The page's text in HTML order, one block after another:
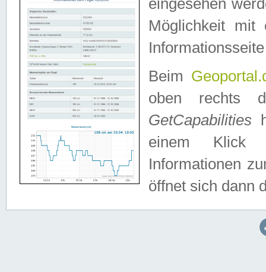
eingesehen
Möglichkeit mit
Beim
oben rechts
GetCapabilities
einem Klick
Informationen
öffnet sich dann